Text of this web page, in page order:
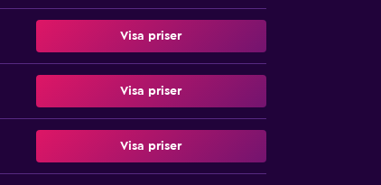
Visa priser
Visa priser
Visa priser